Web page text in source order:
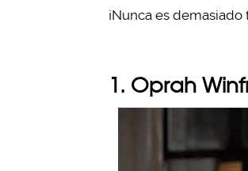
¡Nunca es demasiado
1. Oprah